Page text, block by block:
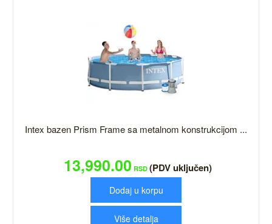
Intex bazen Prism Frame sa metalnom konstrukcijom ...
13,990.00 RSD (PDV uključen)
Dodaj u korpu
Više detalja